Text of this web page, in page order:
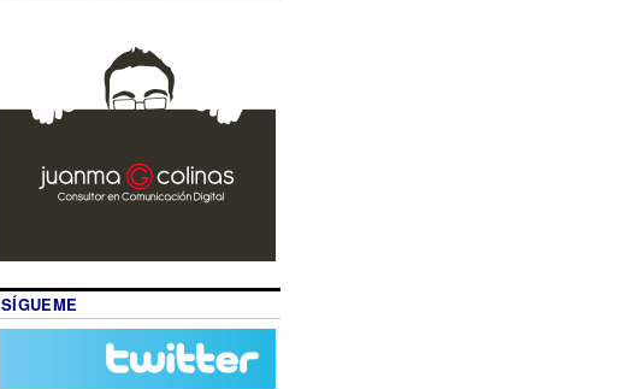
SÍGUEME